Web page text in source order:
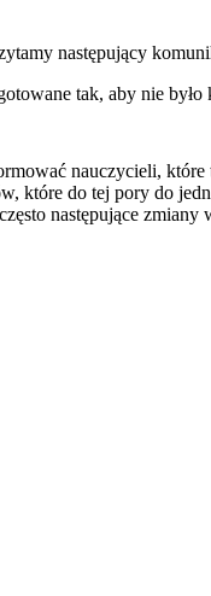
następujący
tak, aby nie
nauczycieli,
które do tej pory do
następujące